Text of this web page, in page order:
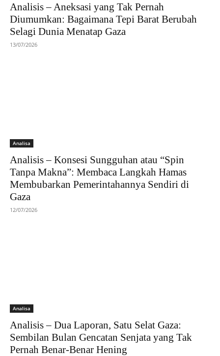
Analisis – Aneksasi yang Tak Pernah
Diumumkan: Bagaimana Tepi Barat Berubah
Selagi Dunia Menatap Gaza
13/07/2026
Analisa
Analisis – Konsesi Sungguhan atau “Spin
Tanpa Makna”: Membaca Langkah Hamas
Membubarkan Pemerintahannya Sendiri di
Gaza
12/07/2026
Analisa
Analisis – Dua Laporan, Satu Selat Gaza:
Sembilan Bulan Gencatan Senjata yang Tak
Pernah Benar-Benar Hening